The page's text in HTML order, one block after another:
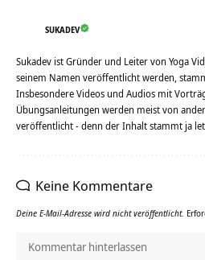
SUKADEV
Sukadev ist Gründer und Leiter von Yoga
seinem Namen veröffentlicht werden,
Insbesondere Videos und Audios mit
Übungsanleitungen werden meist von
veröffentlicht - denn der Inhalt stammt ja
Keine Kommentare
Deine E-Mail-Adresse wird nicht veröffentlicht.